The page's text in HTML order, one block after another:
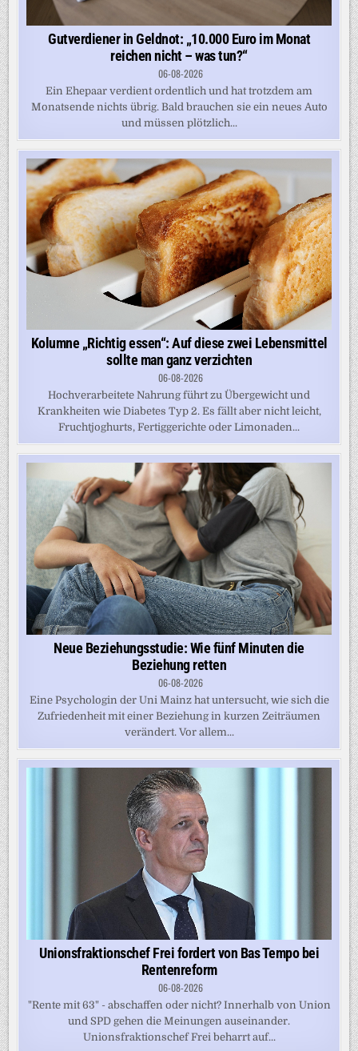
Gutverdiener in Geldnot: „10.000 Euro im Monat
reichen nicht – was tun?“
06-08-2026
Ein Ehepaar verdient ordentlich und hat trotzdem am
Monatsende nichts übrig. Bald brauchen sie ein neues Auto
und müssen plötzlich...
Kolumne „Richtig essen“: Auf diese zwei Lebensmittel
sollte man ganz verzichten
06-08-2026
Hochverarbeitete Nahrung führt zu Übergewicht und
Krankheiten wie Diabetes Typ 2. Es fällt aber nicht leicht,
Fruchtjoghurts, Fertiggerichte oder Limonaden...
Neue Beziehungsstudie: Wie fünf Minuten die
Beziehung retten
06-08-2026
Eine Psychologin der Uni Mainz hat untersucht, wie sich die
Zufriedenheit mit einer Beziehung in kurzen Zeiträumen
verändert. Vor allem...
Unionsfraktionschef Frei fordert von Bas Tempo bei
Rentenreform
06-08-2026
"Rente mit 63" - abschaffen oder nicht? Innerhalb von Union
und SPD gehen die Meinungen auseinander.
Unionsfraktionschef Frei beharrt auf...